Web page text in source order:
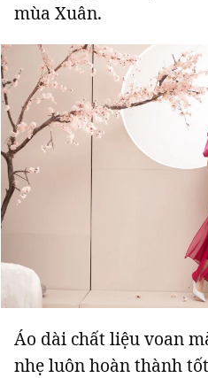
Đọc Thanh Niên trên điện
Theo dõi báo trên
Hotline
0906 645 777
mùa Xuân.
Áo dài chất liệu voan
nhẹ luôn hoàn thành